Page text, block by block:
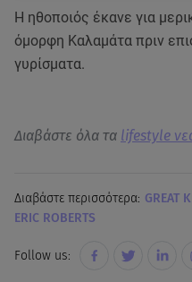
Η ηθοποιός έκανε για
όμορφη Καλαμάτα πριν
γυρίσματα.
Διαβάστε όλα τα lifestyle
Διαβάστε περισσότερα: GREAT
ERIC ROBERTS
Follow us: